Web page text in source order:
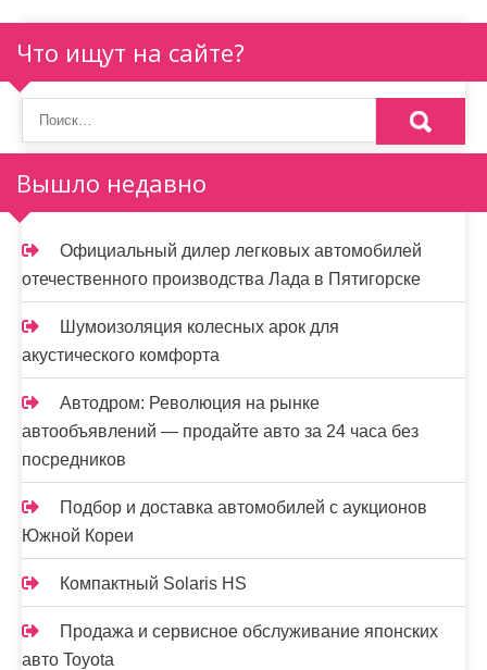
Что ищут на сайте?
Вышло недавно
Официальный дилер легковых автомобилей
отечественного производства Лада в Пятигорске
Шумоизоляция колесных арок для
акустического комфорта
Автодром: Революция на рынке
автообъявлений — продайте авто за 24 часа без
посредников
Подбор и доставка автомобилей с аукционов
Южной Кореи
Компактный Solaris HS
Продажа и сервисное обслуживание японских
авто Toyota